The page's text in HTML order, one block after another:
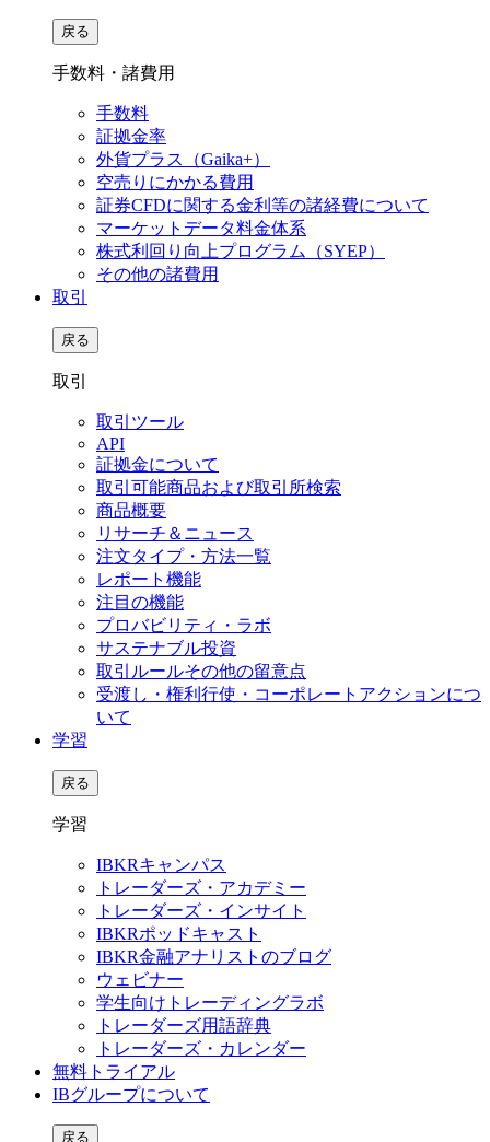
戻る
手数料・諸費用
手数料
証拠金率
外貨プラス（Gaika+）
空売りにかかる費用
証券CFDに関する金利等の諸経費について
マーケットデータ料金体系
株式利回り向上プログラム（SYEP）
その他の諸費用
取引
戻る
取引
取引ツール
API
証拠金について
取引可能商品および取引所検索
商品概要
リサーチ＆ニュース
注文タイプ・方法一覧
レポート機能
注目の機能
プロバビリティ・ラボ
サステナブル投資
取引ルールその他の留意点
受渡し・権利行使・コーポレートアクションにつ
いて
学習
戻る
学習
IBKRキャンパス
トレーダーズ・アカデミー
トレーダーズ・インサイト
IBKRポッドキャスト
IBKR金融アナリストのブログ
ウェビナー
学生向けトレーディングラボ
トレーダーズ用語辞典
トレーダーズ・カレンダー
無料トライアル
IBグループについて
戻る